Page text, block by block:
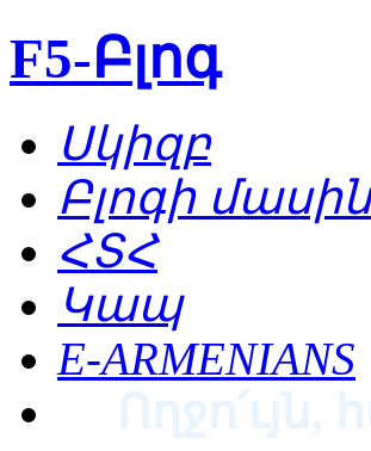
F5-Բլոգ
Սկիզբ
Բլոգի մասին
ՀՏՀ
Կապ
E-ARMENIANS